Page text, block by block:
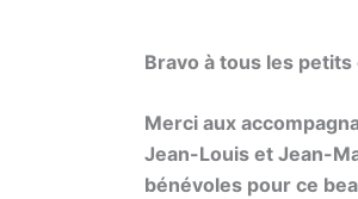
Bravo à tous les
Merci aux
Jean-Louis et Jean-
bénévoles pour ce